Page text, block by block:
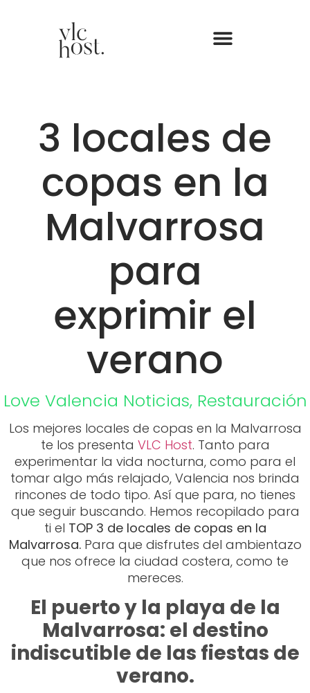
3 locales de
copas en la
Malvarrosa
para
exprimir el
verano
Love Valencia Noticias, Restauración
Los mejores locales de copas en la Malvarrosa
te los presenta VLC Host. Tanto para
experimentar la vida nocturna, como para el
tomar algo más relajado, Valencia nos brinda
rincones de todo tipo. Así que para, no tienes
que seguir buscando. Hemos recopilado para
ti el TOP 3 de locales de copas en la
Malvarrosa.Para que disfrutes del ambientazo
que nos ofrece la ciudad costera, como te
mereces.
El puerto y la playa de la
Malvarrosa: el destino
indiscutible de las fiestas de
verano.